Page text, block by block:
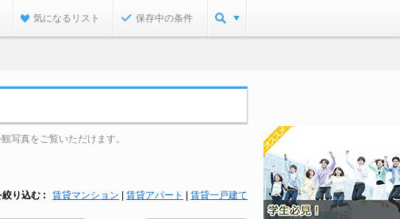
気になるリスト 保存中の条件
写真をご覧いただけます。
絞り込む 賃貸マンション 賃貸アパート 賃貸一戸建て